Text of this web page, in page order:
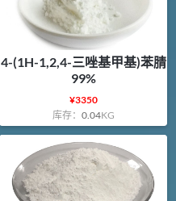
4-(1H-1,2,4-三唑基甲基)苯腈
99%
¥3350
库存： 0.04KG